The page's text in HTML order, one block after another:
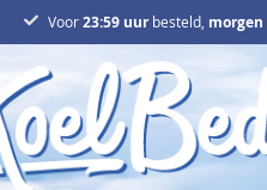
Voor23:59 uurbesteld, morgen